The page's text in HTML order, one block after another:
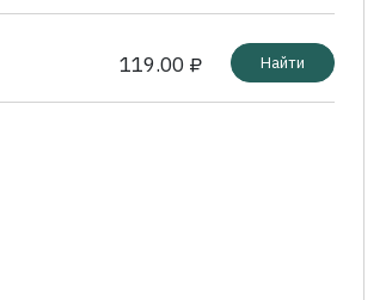
119.00 ₽ Найти